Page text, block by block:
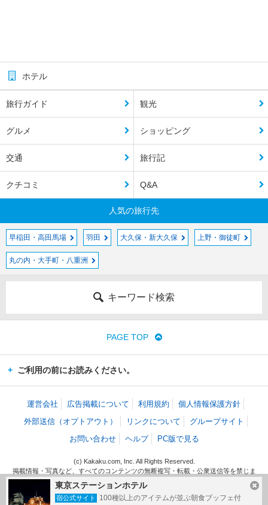
東京ステーションホテル
宿公式サイト 100種以上のアイテムが並ぶ朝食ブッフェ付
ホテル
旅行ガイド 観光
グルメ ショッピング
交通 旅行記
クチコミ Q&A
人気の旅行先
早稲田・高田馬場 羽田 大久保・新大久保 上野・御徒町
丸の内・大手町・八重洲
キーワード検索
PAGE TOP
ご利用の前にお読みください。
運営会社 広告掲載について 利用規約
個人情報保護方針
外部送信（オプトアウト）
リンクについて
グループサイト
お問い合わせ
ヘルプ PC版で見る
(c) Kakaku.com, Inc. All Rights Reserved.
掲載情報・写真など、すべてのコンテンツの無断複写・転載・公衆送信等を禁じま